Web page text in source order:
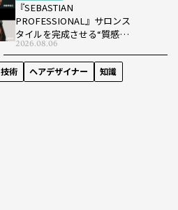
『SEBASTIAN
PROFESSIONAL』サロンス
タイルを完成させる“質感設
計”という新提案
2026.08.06
技術 ヘアデザイナー
知識